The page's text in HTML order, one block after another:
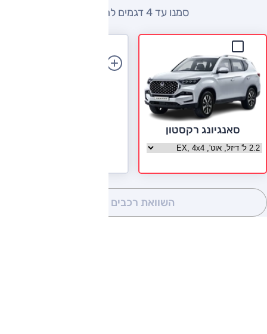
סמנו עד 4 דגמים להשוואה
סאנגיונג רקסטון
בחר גרסה סאנגיונג רקסטון
השוואת רכבים